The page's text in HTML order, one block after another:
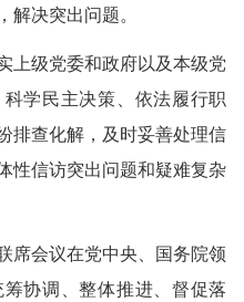
决突出问题。
级党委和政府以及本级党
学民主决策、依法履行职
排查化解，及时妥善处理信
性信访突出问题和疑难复杂
会议在党中央、国务院领
协调、整体推进、督促落